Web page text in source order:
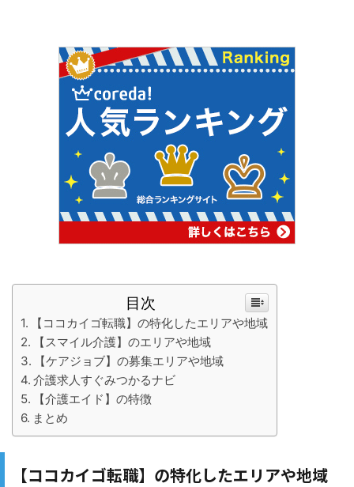
目次
【ココカイゴ転職】の特化したエリアや地域
【スマイル介護】のエリアや地域
【ケアジョブ】の募集エリアや地域
介護求人すぐみつかるナビ
【介護エイド】の特徴
まとめ
【ココカイゴ転職】の特化したエリアや地域